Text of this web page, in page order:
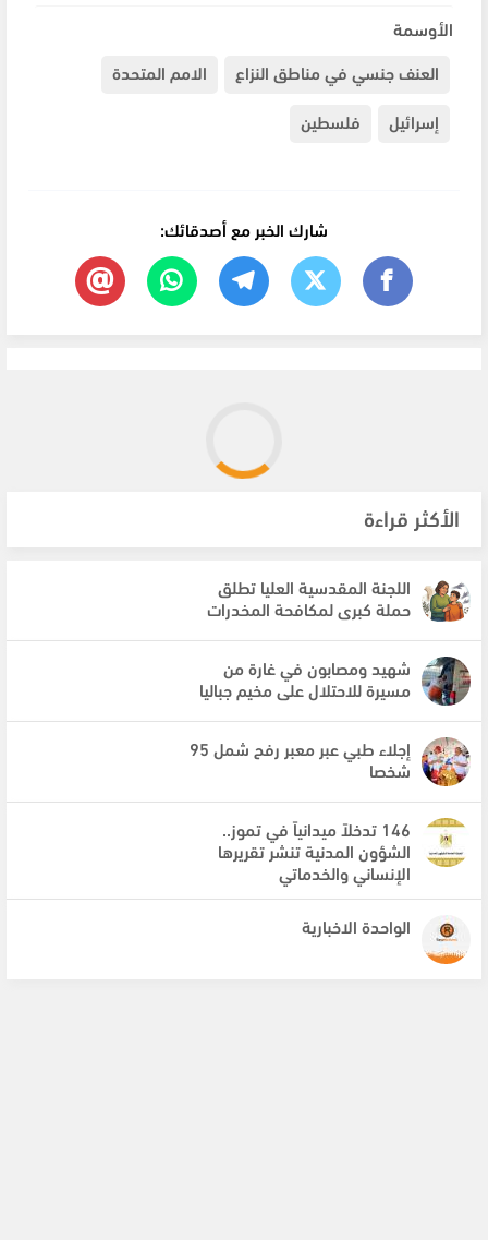
الأوسمة
العنف جنسي في مناطق النزاع
الامم المتحدة
إسرائيل
فلسطين
شارك الخبر مع أصدقائك:
الأكثر قراءة
اللجنة المقدسية العليا تطلق
حملة كبرى لمكافحة المخدرات
شهيد ومصابون في غارة من
مسيرة للاحتلال على مخيم جباليا
إجلاء طبي عبر معبر رفح شمل 95
شخصا
146 تدخلاً ميدانياً في تموز..
الشؤون المدنية تنشر تقريرها
الإنساني والخدماتي
الواحدة الاخبارية